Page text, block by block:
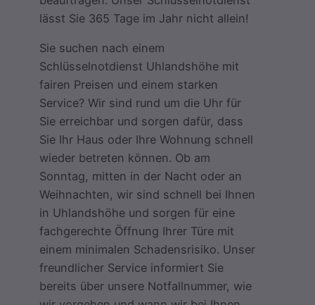
lässt Sie 365 Tage im Jahr nicht allein!
Sie suchen nach einem
Schlüsselnotdienst Uhlandshöhe mit
fairen Preisen und einem starken
Service? Wir sind rund um die Uhr für
Sie erreichbar und sorgen dafür, dass
Sie Ihr Haus oder Ihre Wohnung schnell
wieder betreten können. Ob am
Sonntag, mitten in der Nacht oder an
Weihnachten, wir sind schnell bei Ihnen
in Uhlandshöhe und sorgen für eine
fachgerechte Öffnung Ihrer Türe mit
einem minimalen Schadensrisiko. Unser
freundlicher Service informiert Sie
bereits über unsere Notfallnummer, wie